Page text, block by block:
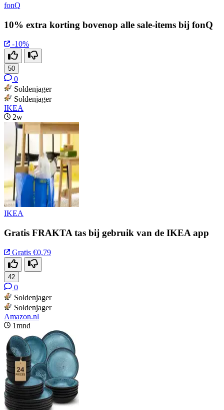
fonQ
10% extra korting bovenop alle sale-items bij fonQ
-10%
50
0
Soldenjager
Soldenjager
IKEA
2w
IKEA
Gratis FRAKTA tas bij gebruik van de IKEA app
Gratis €0,79
42
0
Soldenjager
Soldenjager
Amazon.nl
1mnd